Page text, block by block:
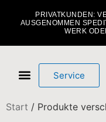
PRIVATKUNDEN:
AUSGENOMMEN
WERK
Service
Start / Produkte